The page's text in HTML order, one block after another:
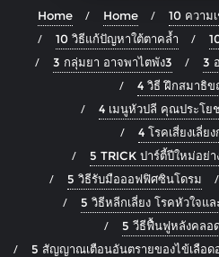
Home Home
10 ความ
10 วิธีแก้ปัญหาใต้ตาคล้ำ
3 กลุ่มยา อาจพาไตพัง3
3
4 วิธี ฝึกสมาธิ
4 เมนูหัวปลี คุณประโย
4 โรคเสี่ยงเลี่ย
5 TRICK ปาร์ตี้ปีใหม่อย่
5 วิธีรับมือออฟฟิศซินโดรม
5 วิธีหลีกเลี่ยง โรคหัวใจแ
5 วีธีฟื้นฟูหลังคลอ
5 สัญญาณเตือนอันตรายของไข้เลือด